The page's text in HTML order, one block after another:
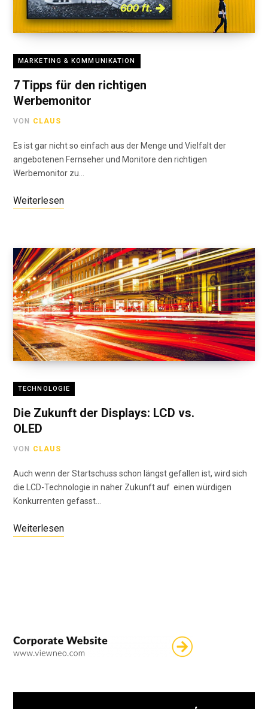
MARKETING & KOMMUNIKATION
7 Tipps für den richtigen
Werbemonitor
VON CLAUS
Es ist gar nicht so einfach aus der Menge und Vielfalt der
angebotenen Fernseher und Monitore den richtigen
Werbemonitor zu…
Weiterlesen
TECHNOLOGIE
Die Zukunft der Displays: LCD vs.
OLED
VON CLAUS
Auch wenn der Startschuss schon längst gefallen ist, wird sich
die LCD-Technologie in naher Zukunft auf einen würdigen
Konkurrenten gefasst…
Weiterlesen